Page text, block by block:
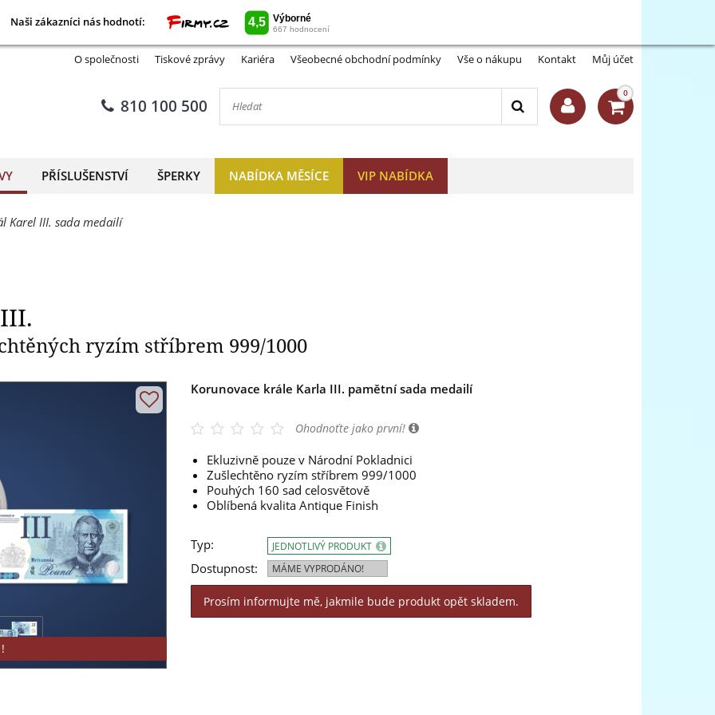
Naši zákazníci nás hodnotí:
O společnosti Tiskové zprávy Kariéra Všeobecné obchodní podmínky Vše o nákupu Kontakt Můj účet
810 100 500
0
PŘÍSLUŠENSTVÍ ŠPERKY NABÍDKA MĚSÍCE VIP NABÍDKA
Karel III. sada medailí
ryzím stříbrem 999/1000
Korunovace krále Karla III. pamětní sada medailí
Ohodnoťte jako první!
Ekluzivně pouze v Národní Pokladnici
Zušlechtěno ryzím stříbrem 999/1000
Pouhých 160 sad celosvětově
Oblíbená kvalita Antique Finish
Typ:
Dostupnost:
JEDNOTLIVÝ PRODUKT
MÁME VYPRODÁNO!
Prosím informujte mě, jakmile bude produkt opět skladem.
Korunovace krále Karla III.
Naši zákazníci nás hodnotí: